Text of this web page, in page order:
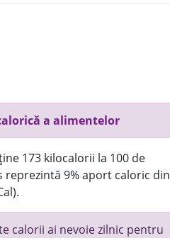
a alimentelor
173 kilocalorii la 100 de
reprezintă 9% aport caloric din
calorii ai nevoie zilnic pentru